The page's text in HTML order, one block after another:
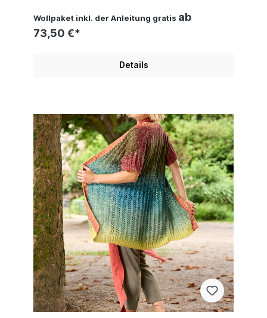
Wollpaket inkl. der Anleitung gratis ab
73,50 €*
Details